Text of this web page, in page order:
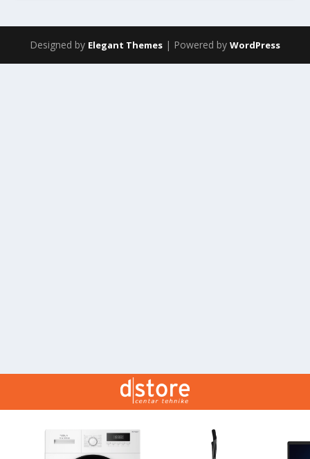
Designed by Elegant Themes | Powered by WordPress